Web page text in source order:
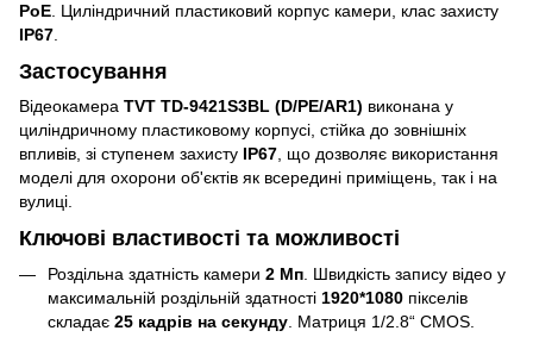
PoE . Циліндричний пластиковий корпус камери, клас захисту
IP67
Застосування
Відеокамера TVT TD-9421S3BL (D/PE/AR1) виконана у
циліндричному пластиковому корпусі, стійка до зовнішніх
впливів, зі ступенем захисту IP67 , що дозволяє використання
моделі для охорони об'єктів як всередині приміщень, так і на
вулиці.
Ключові властивості та можливості
Роздільна здатність камери 2 Мп . Швидкість запису відео у
максимальній роздільній здатності 1920*1080 пікселів
складає 25 кадрів на секунду . Матриця 1/2.8“ CMOS.